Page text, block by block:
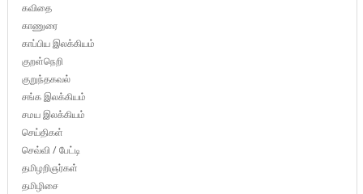
கவிதை
காணுரை
காப்பிய இலக்கியம்
குறள்நெறி
குறுந்தகவல்
சங்க இலக்கியம்
சமய இலக்கியம்
செய்திகள்
செவ்வி / பேட்டி
தமிழறிஞர்கள்
தமிழிசை